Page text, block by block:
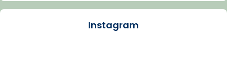
Arquebisbat de Barcelona
Instagram